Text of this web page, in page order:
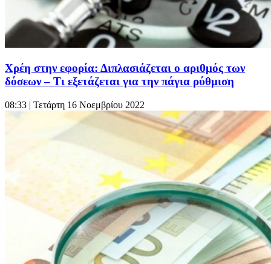
Χρέη στην εφορία: Διπλασιάζεται ο αριθμός των
δόσεων – Τι εξετάζεται για την πάγια ρύθμιση
08:33 | Τετάρτη 16 Νοεμβρίου 2022